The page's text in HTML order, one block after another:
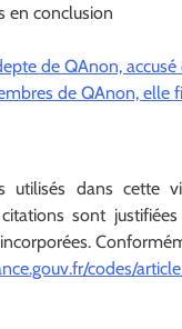
en conclusion
de QAnon,
de QAnon, elle
utilisés dans cette
sont
codes/